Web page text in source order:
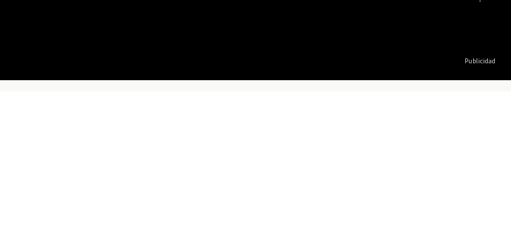
Publicidad